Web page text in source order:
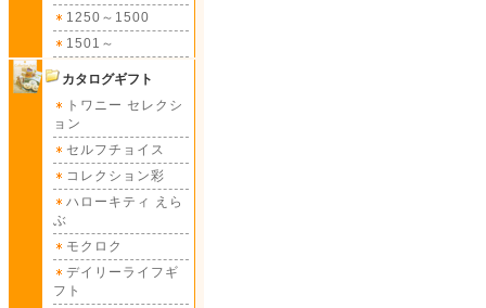
1250～1500
1501～
カタログギフト
トワニー セレクシ
ョン
セルフチョイス
コレクション彩
ハローキティ えら
ぶ
モクロク
デイリーライフギ
フト